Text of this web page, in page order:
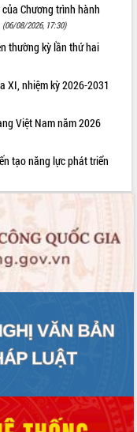
Chương trình hành
(06/08/2026, 17:30)
thường kỳ lần thứ hai
XI, nhiệm kỳ 2026-2031
Việt Nam năm 2026
tạo năng lực phát triển